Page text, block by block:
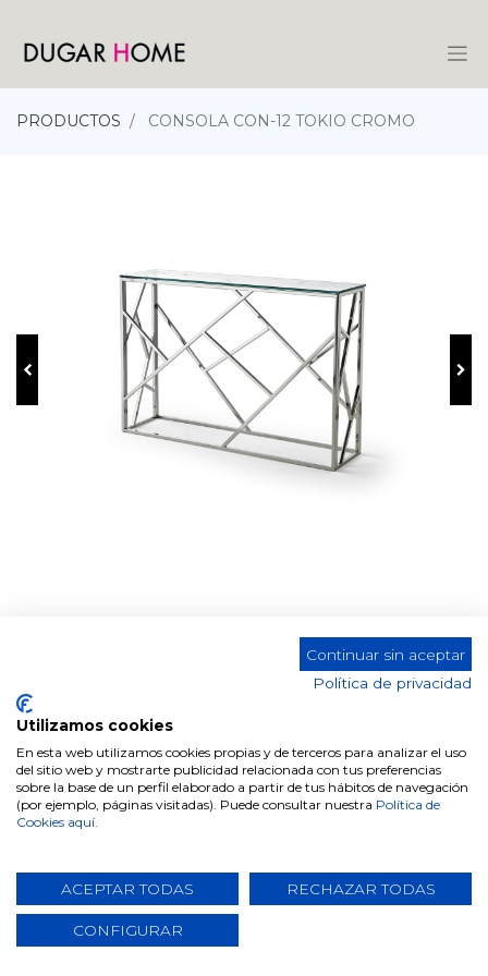
PRODUCTOS CONSOLA CON-12 TOKIO CROMO
CONSOLA CON-12 TOKIO CROMO
Comparte este producto
Datos técnicos
Continuar sin aceptar
Política de privacidad
Utilizamos cookies
En esta web utilizamos cookies propias y de terceros para analizar el uso
del sitio web y mostrarte publicidad relacionada con tus preferencias
sobre la base de un perfil elaborado a partir de tus hábitos de navegación
(por ejemplo, páginas visitadas). Puede consultar nuestra Política de
Cookies aquí.
ACEPTAR TODAS RECHAZAR TODAS
CONFIGURAR